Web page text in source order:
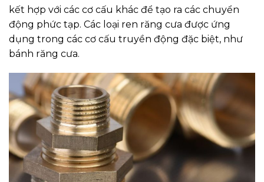
kết hợp với các cơ cấu khác để tạo ra các chuyển
động phức tạp. Các loại ren răng cưa được ứng
dụng trong các cơ cấu truyền động đặc biệt, như
bánh răng cưa.